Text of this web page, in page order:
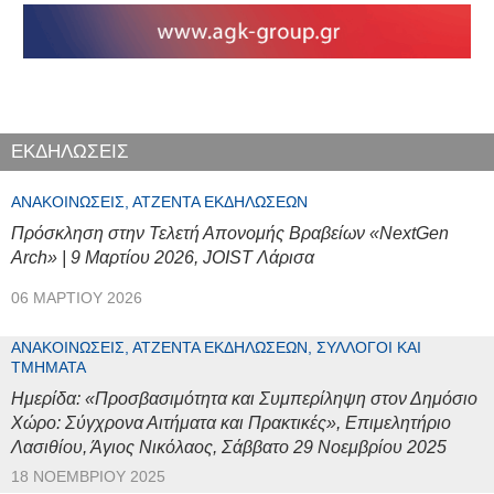
ΕΚΔΗΛΩΣΕΙΣ
ΑΝΑΚΟΙΝΏΣΕΙΣ, ΑΤΖΈΝΤΑ ΕΚΔΗΛΏΣΕΩΝ
Πρόσκληση στην Τελετή Απονομής Βραβείων «NextGen
Arch» | 9 Μαρτίου 2026, JOIST Λάρισα
06 ΜΑΡΤΊΟΥ 2026
ΑΝΑΚΟΙΝΏΣΕΙΣ, ΑΤΖΈΝΤΑ ΕΚΔΗΛΏΣΕΩΝ, ΣΎΛΛΟΓΟΙ ΚΑΙ
ΤΜΉΜΑΤΑ
Ημερίδα: «Προσβασιμότητα και Συμπερίληψη στον Δημόσιο
Χώρο: Σύγχρονα Αιτήματα και Πρακτικές», Επιμελητήριο
Λασιθίου, Άγιος Νικόλαος, Σάββατο 29 Νοεμβρίου 2025
18 ΝΟΕΜΒΡΊΟΥ 2025